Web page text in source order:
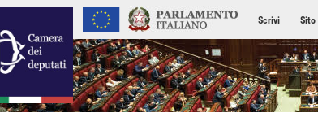
Scrivi Sito